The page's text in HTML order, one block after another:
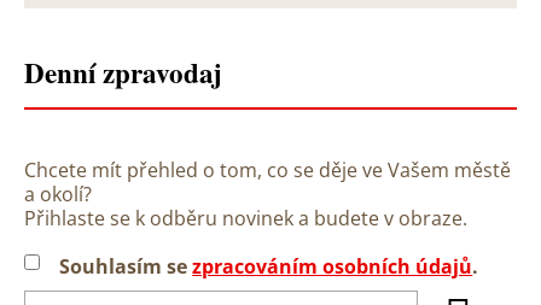
Denní zpravodaj
Chcete mít přehled o tom, co se děje ve Vašem městě
a okolí?
Přihlaste se k odběru novinek a budete v obraze.
Souhlasím sezpracováním osobních údajů.